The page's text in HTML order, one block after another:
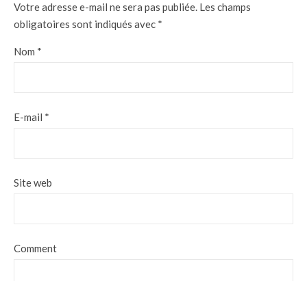
Votre adresse e-mail ne sera pas publiée. Les champs
obligatoires sont indiqués avec *
Nom *
E-mail *
Site web
Comment